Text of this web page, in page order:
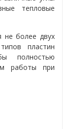
тепловые
не более двух
пластин
полностью
работы при